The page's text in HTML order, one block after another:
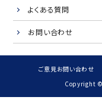
よくある質問
お問い合わせ
ご意見お問い合わせ
Copyright